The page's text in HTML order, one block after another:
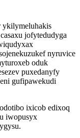
ykilymeluhakis
jofytedudyga
nyruvice
oduk
puxedanyfy
gufipawekudi
ixicob edixoq
iwopusyx